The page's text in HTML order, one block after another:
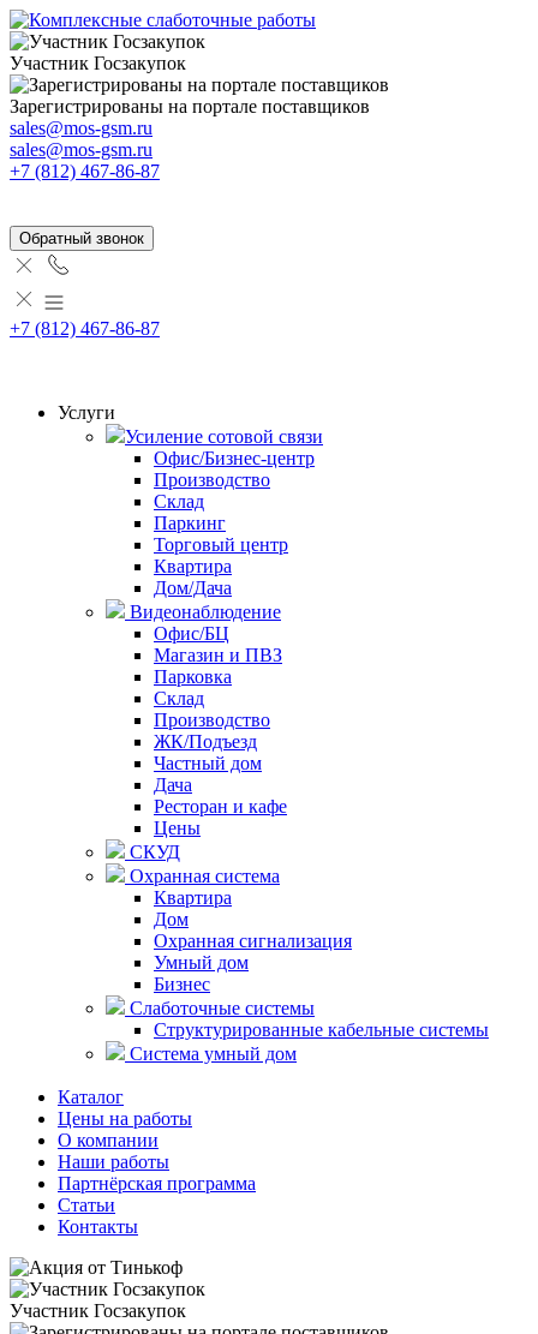
Участник Госзакупок
Зарегистрированы на портале поставщиков
sales@mos-gsm.ru
sales@mos-gsm.ru
+7 (812) 467-86-87
Обратный звонок
+7 (812) 467-86-87
Услуги
Усиление сотовой связи
Офис/Бизнес-центр
Производство
Склад
Паркинг
Торговый центр
Квартира
Дом/Дача
Видеонаблюдение
Офис/БЦ
Магазин и ПВЗ
Парковка
Склад
Производство
ЖК/Подъезд
Частный дом
Дача
Ресторан и кафе
Цены
СКУД
Охранная система
Квартира
Дом
Охранная сигнализация
Умный дом
Бизнес
Слаботочные системы
Структурированные кабельные системы
Система умный дом
Каталог
Цены на работы
О компании
Наши работы
Партнёрская программа
Статьи
Контакты
Участник Госзакупок